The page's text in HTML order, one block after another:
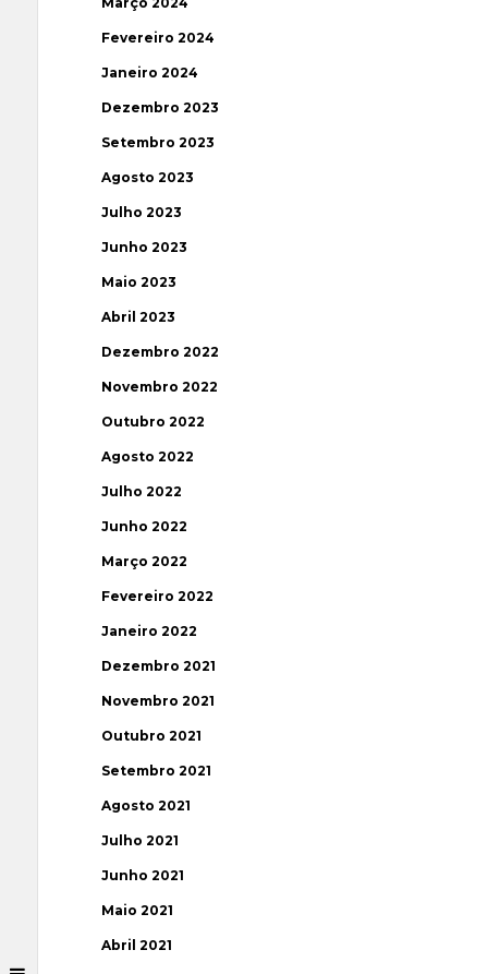
Fevereiro 2024
Janeiro 2024
Dezembro 2023
Setembro 2023
Agosto 2023
Julho 2023
Junho 2023
Maio 2023
Abril 2023
Dezembro 2022
Novembro 2022
Outubro 2022
Agosto 2022
Julho 2022
Junho 2022
Março 2022
Fevereiro 2022
Janeiro 2022
Dezembro 2021
Novembro 2021
Outubro 2021
Setembro 2021
Agosto 2021
Julho 2021
Junho 2021
Maio 2021
Abril 2021